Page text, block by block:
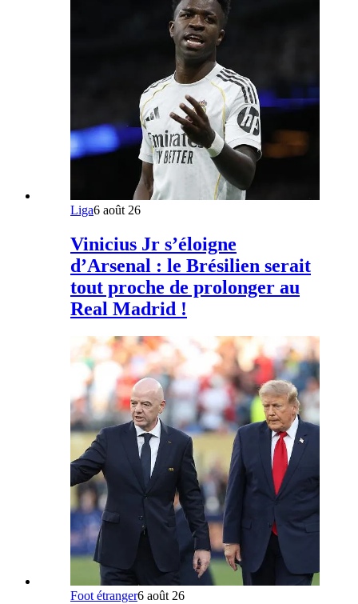
Liga6 août 26
Vinicius Jr s’éloigne
d’Arsenal : le Brésilien serait
tout proche de prolonger au
Real Madrid !
Foot étranger6 août 26